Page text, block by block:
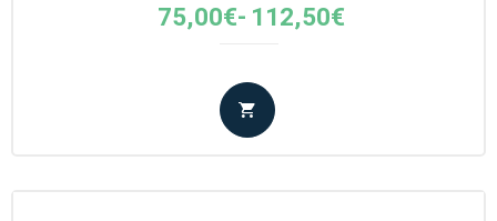
75,00€- 112,50€
Fascia
prezzo:
da
75,00€